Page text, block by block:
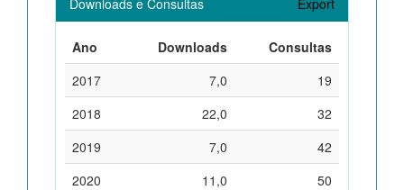
Ano Downloads
Consultas
2017
7,0
19
2018
22,0
32
2019
7,0
42
2020
11,0
50